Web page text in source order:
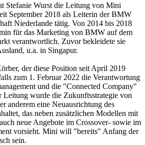
Stefanie Wurst die Leitung von Mini
September 2018 als Leiterin der BMW
Niederlande tätig. Von 2014 bis 2018
für das Marketing von BMW auf dem
verantwortlich. Zuvor bekleidete sie
u.a. in Singapur.
der diese Position seit April 2019
zum 1. Februar 2022 die Verantwortung
und die "Connected Company"
Leitung wurde die Zukunftsstrategie von
anderem eine Neuausrichtung des
das neben zusätzlichen Modellen mit
neue Angebote im Crossover- sowie im
vorsieht. Mini will "bereits" Anfang der
sein.